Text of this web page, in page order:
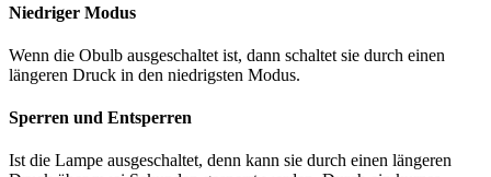
Niedriger Modus
Wenn die Obulb ausgeschaltet ist, dann schaltet sie durch einen
längeren Druck in den niedrigsten Modus.
Sperren und Entsperren
Ist die Lampe ausgeschaltet, denn kann sie durch einen längeren